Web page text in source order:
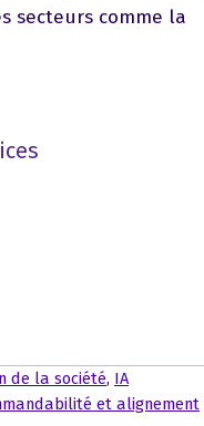
secteurs comme la
de la société, IA
et alignement